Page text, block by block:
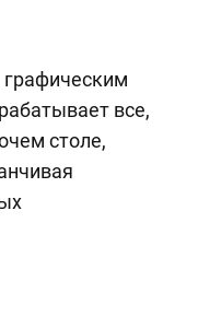
все,
столе,